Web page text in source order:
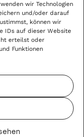
wir Technologien
und/oder darauf
können wir
IDs auf dieser Website
erteilst oder
Funktionen